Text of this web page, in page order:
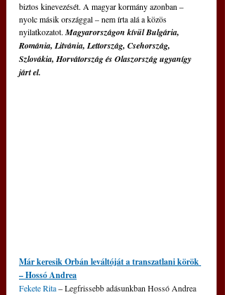
biztos kinevezését. A magyar kormány azonban –
nyolc másik országgal – nem írta alá a közös
nyilatkozatot. Magyarországon kívül Bulgária,
Románia, Litvánia, Lettország, Csehország,
Szlovákia, Horvátország és Olaszország ugyanígy
járt el.
Már keresik Orbán leváltóját a transzatlani körök
– Hossó Andrea
Fekete Rita– Legfrissebb adásunkban Hossó Andrea